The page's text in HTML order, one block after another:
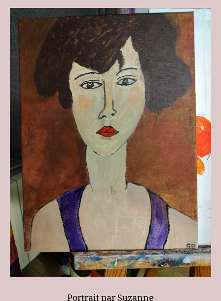
Portrait par Suzanne